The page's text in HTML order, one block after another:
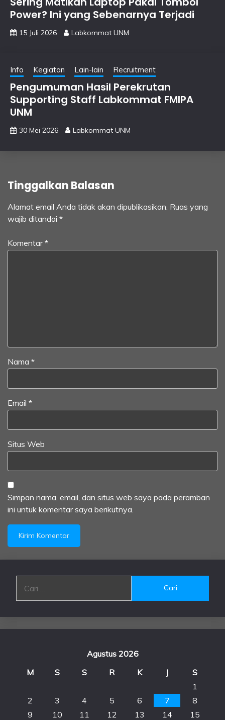
Power? Ini yang Sebenarnya Terjadi
15 Juli 2026 Labkommat UNM
Info Kegiatan Lain-lain Recruitment
Pengumuman Hasil Perekrutan
Supporting Staff Labkommat FMIPA
UNM
30 Mei 2026 Labkommat UNM
Tinggalkan Balasan
Alamat email Anda tidak akan dipublikasikan. Ruas yang
wajib ditandai *
Komentar*
Nama *
Email *
Situs Web
Simpan nama, email, dan situs web saya pada peramban
ini untuk komentar saya berikutnya.
untuk:
Agustus 2026
M
S S R K J
S
1
2
3 4 5 6 7
8
9
10 11 12 13 14
15